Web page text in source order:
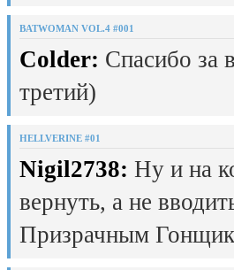
BATWOMAN VOL.4 #001
Colder: Спасибо за
третий)
HELLVERINE #01
Nigil2738: Ну и на
вернуть, а не
Призрачным